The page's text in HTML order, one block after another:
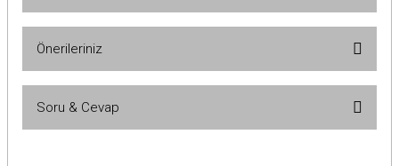
Önerileriniz
konularda yetersiz gördüğünüz noktaları öneri formunu kullanarak
Soru & Cevap